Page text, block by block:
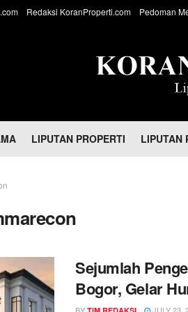
Redaksi KoranProperti.com Pedoman
LIPUTAN PROPERTI LIPUTAN
Sejumlah
Bogor, Gelar